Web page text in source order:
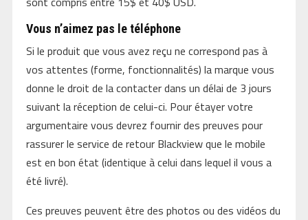
Vous n’aimez pas le téléphone
Si le produit que vous avez reçu ne correspond pas à
vos attentes (forme, fonctionnalités) la marque vous
donne le droit de la contacter dans un délai de 3 jours
suivant la réception de celui-ci. Pour étayer votre
argumentaire vous devrez fournir des preuves pour
rassurer le service de retour Blackview que le mobile
est en bon état (identique à celui dans lequel il vous a
été livré).
Ces preuves peuvent être des photos ou des vidéos du